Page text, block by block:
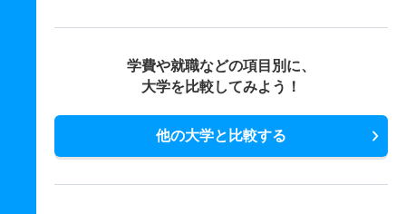
学費や就職などの項目別に、
大学を比較してみよう！
他の大学と比較する